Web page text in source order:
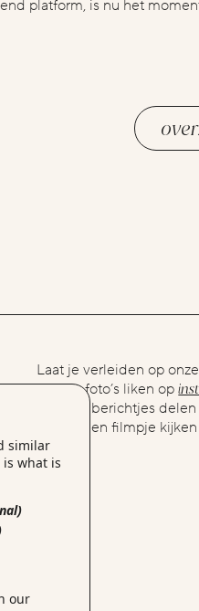
similar
what is
our
platform, is nu het
Laat je verleiden op
elkaars foto’s liken op
, berichtjes
samen een filmpje